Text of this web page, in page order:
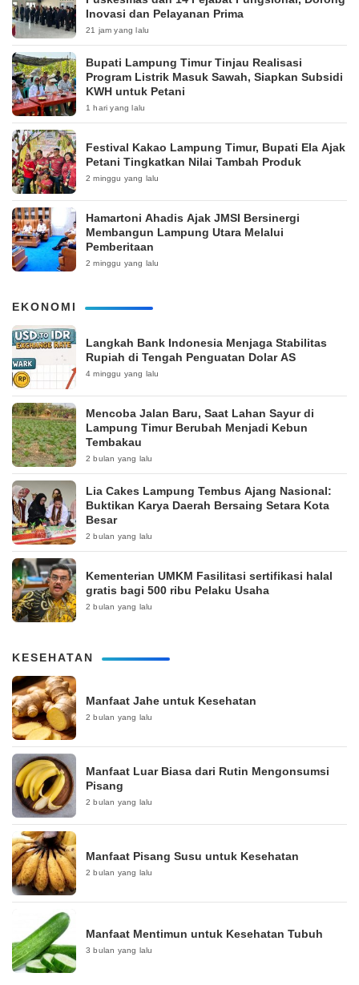
Inovasi dan Pelayanan Prima
21 jam yang lalu
Bupati Lampung Timur Tinjau Realisasi
Program Listrik Masuk Sawah, Siapkan Subsidi
KWH untuk Petani
1 hari yang lalu
‎Festival Kakao Lampung Timur, Bupati Ela Ajak
Petani Tingkatkan Nilai Tambah Produk
2 minggu yang lalu
Hamartoni Ahadis Ajak JMSI Bersinergi
Membangun Lampung Utara Melalui
Pemberitaan
2 minggu yang lalu
EKONOMI
Langkah Bank Indonesia Menjaga Stabilitas
Rupiah di Tengah Penguatan Dolar AS
4 minggu yang lalu
Mencoba Jalan Baru, Saat Lahan Sayur di
Lampung Timur Berubah Menjadi Kebun
Tembakau
2 bulan yang lalu
Lia Cakes Lampung Tembus Ajang Nasional:
Buktikan Karya Daerah Bersaing Setara Kota
Besar
2 bulan yang lalu
Kementerian UMKM Fasilitasi sertifikasi halal
gratis bagi 500 ribu Pelaku Usaha
2 bulan yang lalu
KESEHATAN
Manfaat Jahe untuk Kesehatan
2 bulan yang lalu
Manfaat Luar Biasa dari Rutin Mengonsumsi
Pisang
2 bulan yang lalu
Manfaat Pisang Susu untuk Kesehatan
2 bulan yang lalu
Manfaat Mentimun untuk Kesehatan Tubuh
3 bulan yang lalu